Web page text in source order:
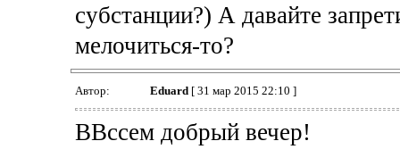
субстанции?) А давайте
мелочиться-то?
Автор: Eduard[ 31 мар 2015 22:10 ]
ВВссем добрый вечер!